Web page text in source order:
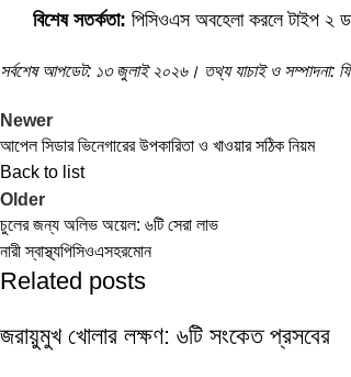
বিশেষ সতর্কতা: পিসিওএস অবহেলা করলে টাইপ ২
সর্বশেষ আপডেট: ১৩ জুলাই ২০২৬। তথ্য যাচাই ও সম্পাদনা:
Newer
আপেল সিডার ভিনেগারের উপকারিতা ও খাওয়ার সঠিক নিয়ম
Back to list
Older
চুলের জন্য অলিভ অয়েল: ৬টি সেরা লাভ
নারী স্বাস্থ্যপিসিওএসহরমোন
Related posts
জরায়ুমুখ খোলার লক্ষণ: ৬টি সংকেত প্রসবের